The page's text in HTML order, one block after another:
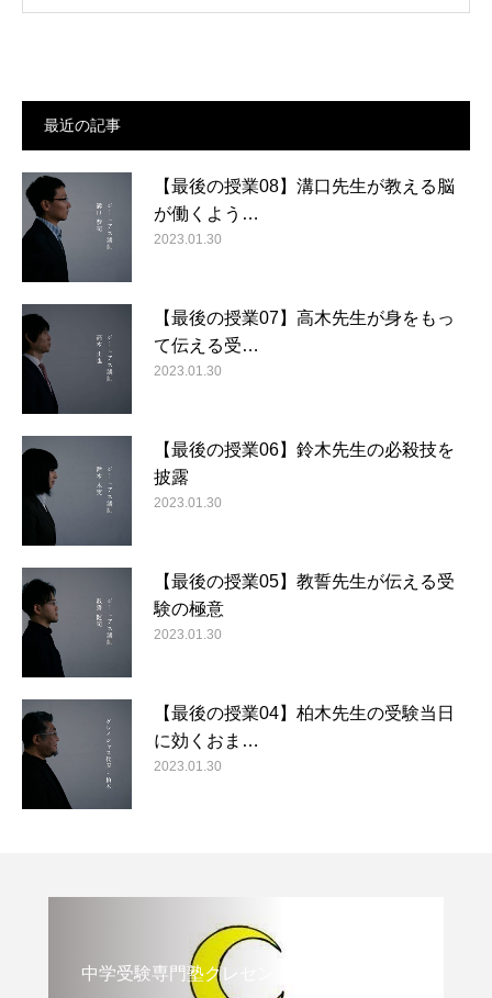
最近の記事
【最後の授業08】溝口先生が教える脳
が働くよう…
2023.01.30
【最後の授業07】高木先生が身をもっ
て伝える受…
2023.01.30
【最後の授業06】鈴木先生の必殺技を
披露
2023.01.30
【最後の授業05】教誓先生が伝える受
験の極意
2023.01.30
【最後の授業04】柏木先生の受験当日
に効くおま…
2023.01.30
中学受験専門塾クレセント